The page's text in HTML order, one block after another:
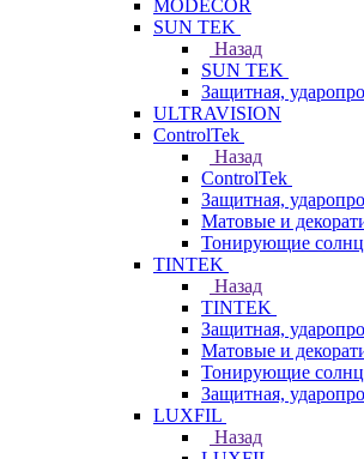
MODECOR
SUN TEK
Назад
SUN TEK
Защитная,
ULTRAVISION
ControlTek
Назад
ControlTek
Защитная,
Матовые и
Тонирующие
TINTEK
Назад
TINTEK
Защитная,
Матовые и
Тонирующие
Защитная,
LUXFIL
Назад